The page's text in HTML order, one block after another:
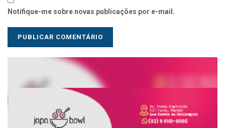
Notifique-me sobre novas publicações por e-mail.